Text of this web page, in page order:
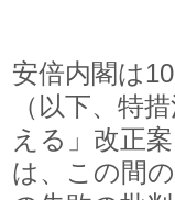
安倍内閣は
（以下、特
える」改正
は、この間